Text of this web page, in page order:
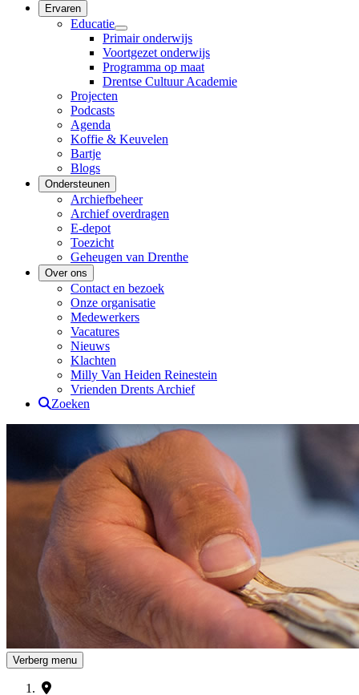
Ervaren
Educatie
Primair onderwijs
Voortgezet onderwijs
Programma op maat
Drentse Cultuur Academie
Projecten
Podcasts
Agenda
Koffie & Keuvelen
Bartje
Blogs
Ondersteunen
Archiefbeheer
Archief overdragen
E-depot
Toezicht
Geheugen van Drenthe
Over ons
Contact en bezoek
Onze organisatie
Medewerkers
Vacatures
Nieuws
Klachten
Milly Van Heiden Reinestein
Vrienden Drents Archief
Zoeken
Drents Archief
Verberg menu